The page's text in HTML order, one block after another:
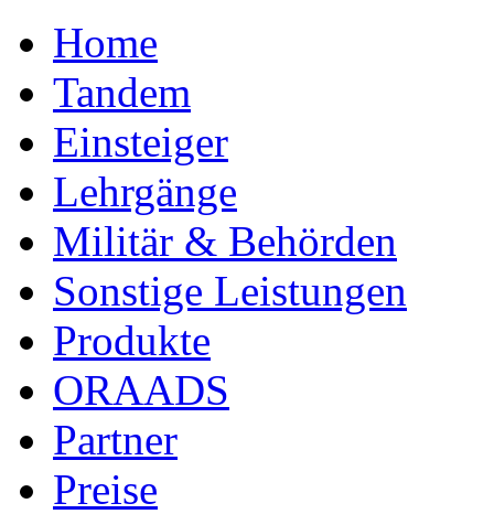
Home
Tandem
Einsteiger
Lehrgänge
Militär & Behörden
Sonstige Leistungen
Produkte
ORAADS
Partner
Preise